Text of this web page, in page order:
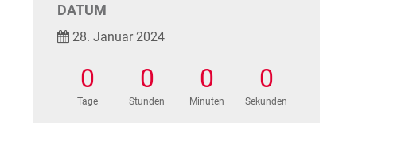
DATUM
28. Januar 2024
0
Tage
0
Stunden
0
Minuten
0
Sekunden